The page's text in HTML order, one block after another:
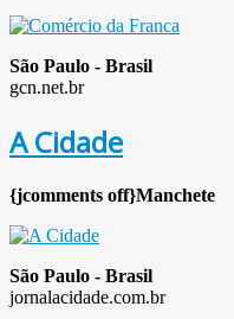
São Paulo - Brasil
gcn.net.br
A Cidade
{jcomments off}Manchete
São Paulo - Brasil
jornalacidade.com.br